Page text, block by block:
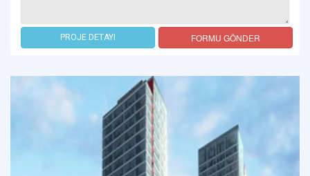
PROJE DETAYI FORMU GÖNDER